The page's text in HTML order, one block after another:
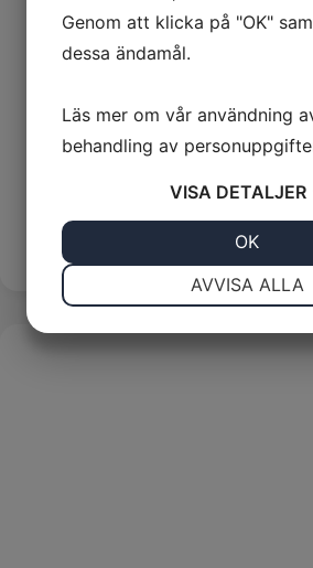
Pressback till EK354ML
Batteridrivna Verktyg,Verktyg
Pris:0,00kr
Se alla varianter
Genom att klicka på "OK"
dessa ändamål.
Läs mer om vår användning
behandling av
VISA DETALJER
AVVISA ALLA
OK